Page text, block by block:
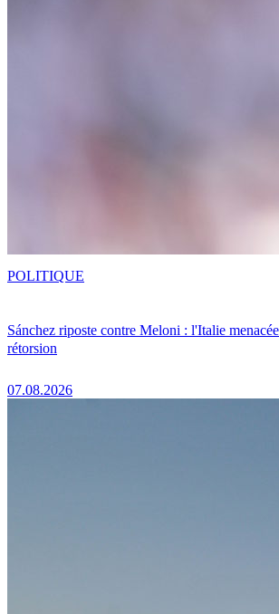
Sánchez riposte contre Meloni : l'Italie
rétorsion
07.08.2026
POLITIQUE